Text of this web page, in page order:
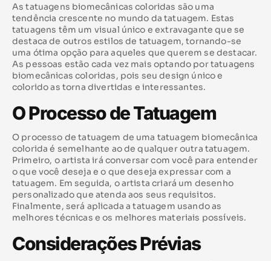
As tatuagens biomecânicas coloridas são uma
tendência crescente no mundo da tatuagem. Estas
tatuagens têm um visual único e extravagante que se
destaca de outros estilos de tatuagem, tornando-se
uma ótima opção para aqueles que querem se destacar.
As pessoas estão cada vez mais optando por tatuagens
biomecânicas coloridas, pois seu design único e
colorido as torna divertidas e interessantes.
O Processo de Tatuagem
O processo de tatuagem de uma tatuagem biomecânica
colorida é semelhante ao de qualquer outra tatuagem.
Primeiro, o artista irá conversar com você para entender
o que você deseja e o que deseja expressar com a
tatuagem. Em seguida, o artista criará um desenho
personalizado que atenda aos seus requisitos.
Finalmente, será aplicada a tatuagem usando as
melhores técnicas e os melhores materiais possíveis.
Considerações Prévias